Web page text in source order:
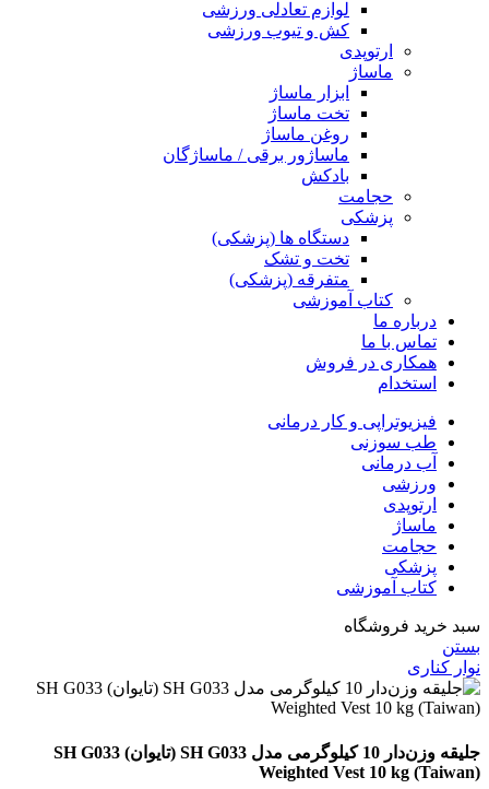
لوازم تعادلی ورزشی
کش و تیوب ورزشی
ارتوپدی
ماساژ
ابزار ماساژ
تخت ماساژ
روغن ماساژ
ماساژور برقی / ماساژگان
بادکش
حجامت
پزشکی
دستگاه ها (پزشکی)
تخت و تشک
متفرقه (پزشکی)
کتاب آموزشی
درباره ما
تماس با ما
همکاری در فروش
استخدام
فیزیوتراپی و کار درمانی
طب سوزنی
آب درمانی
ورزشی
ارتوپدی
ماساژ
حجامت
پزشکی
کتاب آموزشی
سبد خرید فروشگاه
بستن
نوار کناری
جلیقه وزن‌دار 10 کیلوگرمی مدل SH G033 (تایوان) SH G033
Weighted Vest 10 kg (Taiwan)